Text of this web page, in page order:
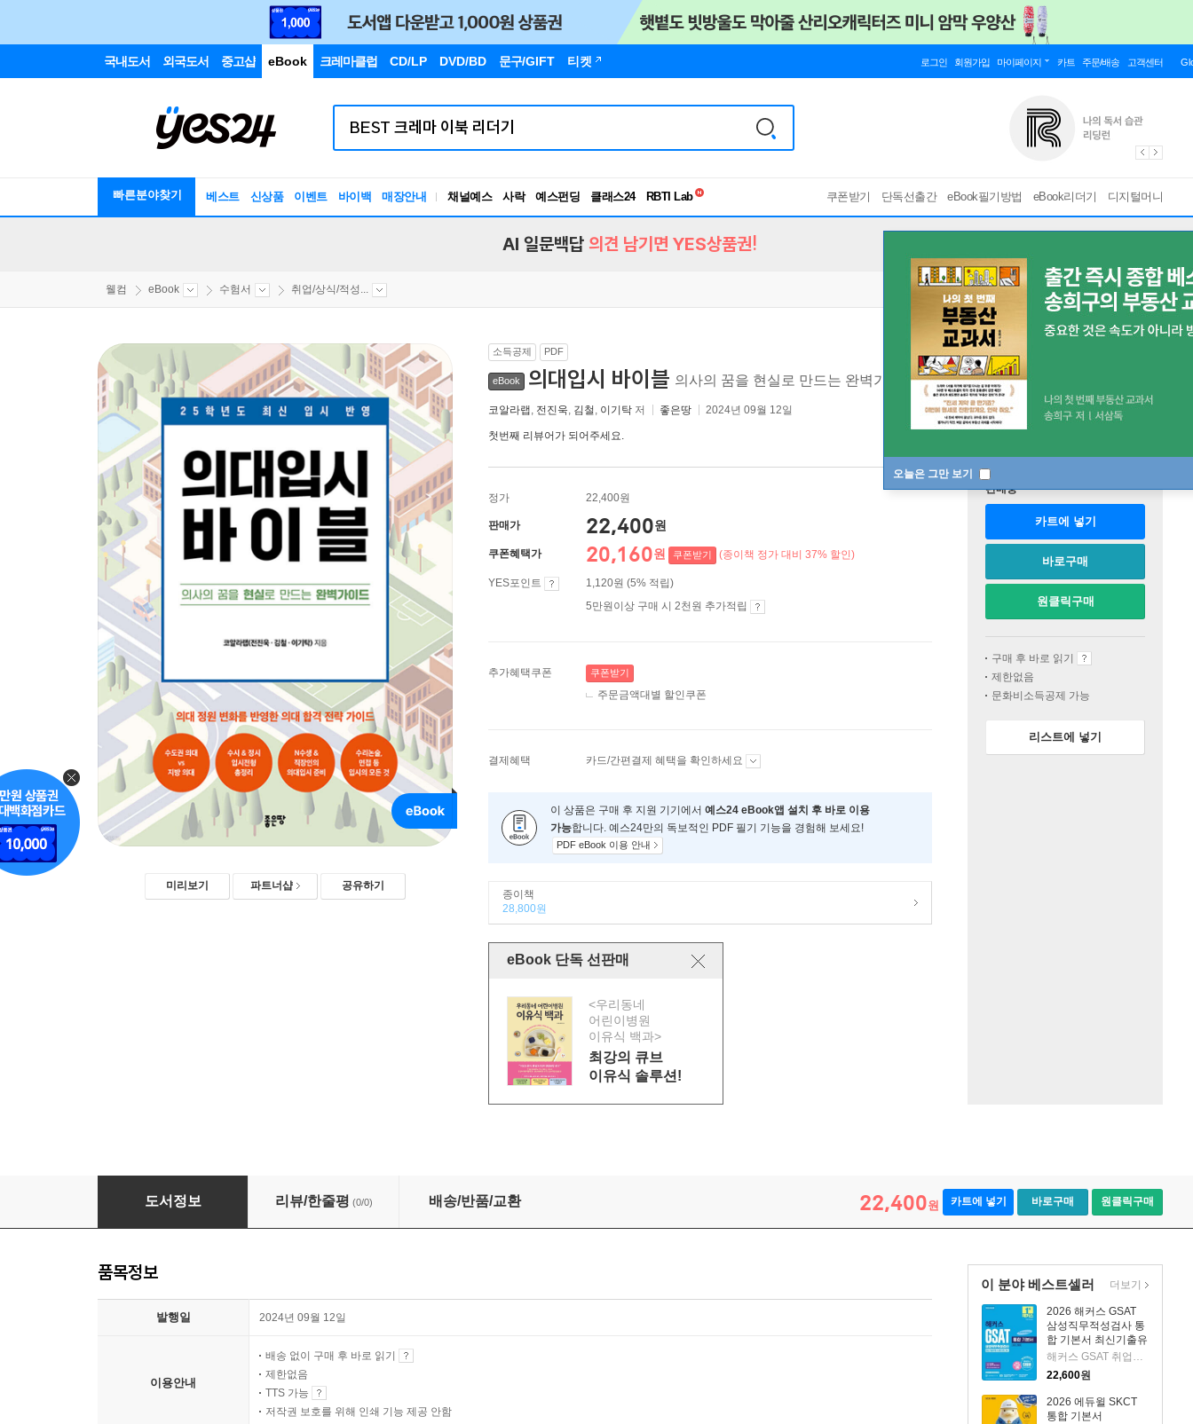
국내도서 외국도서 중고샵 eBook 크레마클럽 CD/LP DVD/BD 문구/GIFT 티켓 로그인 회원가입 마이페이지 카트 주문/배송 고객센터
빠른분야찾기 베스트 신상품 이벤트 바이백 매장안내 채널예스 사락 예스펀딩 클래스24
독서유형검사
쿠폰받기 단독선출간 eBook필기방법 eBook리더기 디지털머니
오늘은 그만 보기
AI 일문백답 의견 남기면 YES상품권!
웰컴 eBook 수험서 취업/상식/적성...
미리보기 파트너샵 공유하기
소득공제 PDF
eBook 의대입시 바이블 의사의 꿈을 현실로 만드는 완벽가이드[ 스마트한 PDF 필기 기능을 사용해 보세요! ]
코알라랩 , 전진욱, 김철 , 이기탁 저 좋은땅 2024년 09월 12일
첫번째 리뷰어가 되어주세요.
정가 22,400원
판매가 22,400원
쿠폰혜택가 20,160원 쿠폰받기 (종이책 정가 대비 37% 할인)
YES포인트
1,120원 (5% 적립)
5만원이상 구매 시 2천원 추가적립
추가혜택쿠폰 쿠폰받기
주문금액대별 할인쿠폰
결제혜택 카드/간편결제 혜택을 확인하세요
이 상품은 구매 후 지원 기기에서 예스24 eBook앱 설치 후 바로 이용
가능합니다. 예스24만의 독보적인 PDF 필기 기능을 경험해 보세요!
PDF eBook 이용 안내
종이책
28,800원
eBook 단독 선판매
<우리동네
어린이병원
이유식 백과>
최강의 큐브
이유식 솔루션!
판매중
카트에 넣기
바로구매
원클릭구매
구매 후 바로 읽기
제한없음
문화비소득공제 가능
리스트에 넣기
의대입시 바이블
도서정보 리뷰/한줄평 (0/0) 배송/반품/교환 22,400원 카트에 넣기 바로구매 원클릭구매
이 분야 베스트셀러
2026 해커스 GSAT
삼성직무적성검사 통
합 기본서 최신기출유
형+실전모의고사 (수
리/추리)
해커스 GSAT 취업교육연구소 저
22,600원
2026 에듀윌 SKCT
통합 기본서
더보기
품목정보
발행일 2024년 09월 12일
이용안내
배송 없이 구매 후 바로 읽기
제한없음
TTS 가능
저작권 보호를 위해 인쇄 기능 제공 안함